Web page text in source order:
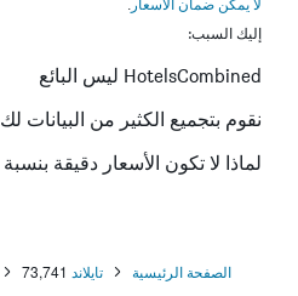
لا يمكن ضمان الأسعار .
إليك السبب:
HotelsCombined ليس البائع
نقوم بتجميع الكثير من البيانات لك
لماذا لا تكون الأسعار دقيقة بنسبة 100٪؟
الصفحة الرئيسية تايلاند 73,741